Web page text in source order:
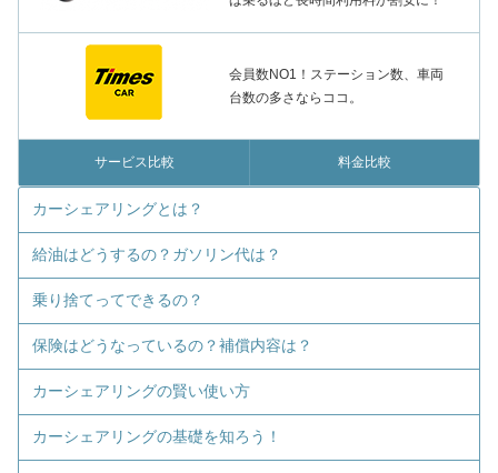
会員数NO1！ステーション数、車両
台数の多さならココ。
サービス比較 料金比較
カーシェアリングとは？
給油はどうするの？ガソリン代は？
乗り捨てってできるの？
保険はどうなっているの？補償内容は？
カーシェアリングの賢い使い方
カーシェアリングの基礎を知ろう！